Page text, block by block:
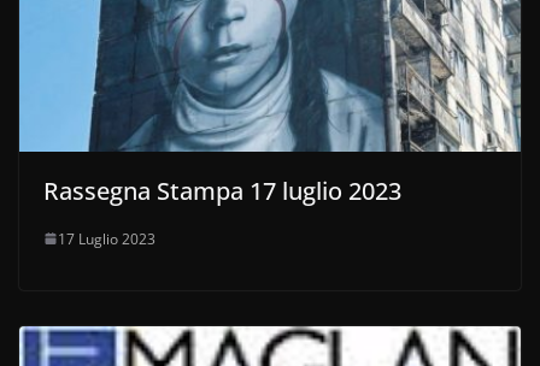
Rassegna Stampa 17 luglio 2023
17 Luglio 2023